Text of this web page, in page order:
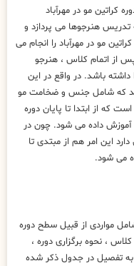
کراتین مو در مهرآباد
تدریس هنرجوها می پردازد و
مو در مهرآباد را انجام می
از اتمام کلاس ، هنرجو
داشته باشد. در واقع در این
که شامل جنس و ضخامت مو
که از ابتدا تا پایان دوره
آموزش داده می شود. چون در
این امر هم از مبتدی تا
می شود.
مواردی از قبیل سطح دوره
، نحوه برگزاری دوره ،
به تفصیل در جدول ذکر شده